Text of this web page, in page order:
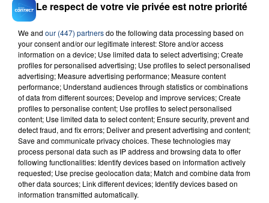
FIL D'ACTU
23 juillet 2026
INCENDIE MORTEL À LENS : UNE FEMME ET
SON BÉBÉ ENTRE LA VIE ET LA...
Le respect de votre vie privée est notre priorité
We and our (447) partnersdo the following data processing based on
your consent and/or our legitimate interest: Store and/or access
information on a device; Use limited data to select advertising; Create
profiles for personalised advertising; Use profiles to select personalised
advertising; Measure advertising performance; Measure content
performance; Understand audiences through statistics or combinations
of data from different sources; Develop and improve services; Create
profiles to personalise content; Use profiles to select personalised
content; Use limited data to select content; Ensure security, prevent and
detect fraud, and fix errors; Deliver and present advertising and content;
Save and communicate privacy choices. These technologies may
process personal data such as IP address and browsing data to offer
following functionalities: Identify devices based on information actively
requested; Use precise geolocation data; Match and combine data from
other data sources; Link different devices; Identify devices based on
information transmitted automatically.